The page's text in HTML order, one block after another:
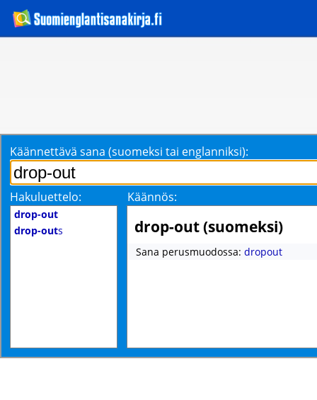
Käännettävä sana (suomeksi tai englanniksi):
Hakuluettelo: Käännös:
drop-out
drop-outs drop-out (suomeksi)
Sana perusmuodossa: dropout